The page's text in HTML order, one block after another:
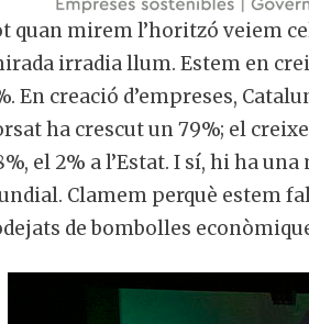
quan mirem l’horitzó veiem
irradia llum. Estem en
En creació d’empreses,
ha crescut un 79%; el
el 2% a l’Estat. I sí, hi ha
Clamem perquè estem
de bombolles